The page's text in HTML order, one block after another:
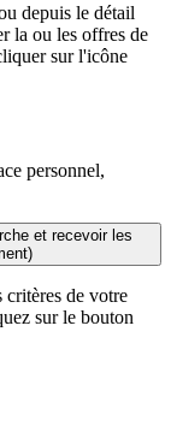
depuis le détail
la ou les offres de
sur l'icône
personnel,
et recevoir les
critères de votre
sur le bouton